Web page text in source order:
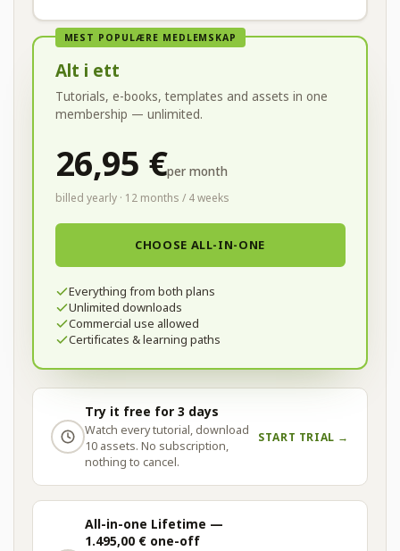
MEST POPULÆRE MEDLEMSKAP
Alt i ett
Tutorials, e-books, templates and assets in one
membership — unlimited.
26,95 €per month
billed yearly · 12 months / 4 weeks
CHOOSE ALL-IN-ONE
Everything from both plans
Unlimited downloads
Commercial use allowed
Certificates & learning paths
Try it free for 3 days
Watch every tutorial, download
10 assets. No subscription,
nothing to cancel.
START TRIAL →
All-in-one Lifetime —
1.495,00 € one-off